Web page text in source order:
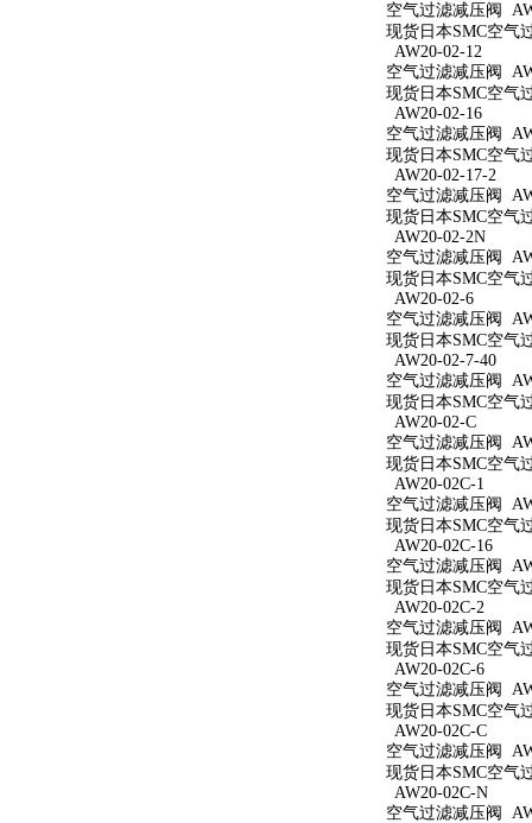
空气过滤减压阀
现货日本SMC空气
AW20-02-12
空气过滤减压阀
现货日本SMC空气
AW20-02-16
空气过滤减压阀
现货日本SMC空气
AW20-02-17-2
空气过滤减压阀
现货日本SMC空气
AW20-02-2N
空气过滤减压阀
现货日本SMC空气
AW20-02-6
空气过滤减压阀
现货日本SMC空气
AW20-02-7-40
空气过滤减压阀
现货日本SMC空气
AW20-02-C
空气过滤减压阀
现货日本SMC空气
AW20-02C-1
空气过滤减压阀
现货日本SMC空气
AW20-02C-16
空气过滤减压阀
现货日本SMC空气
AW20-02C-2
空气过滤减压阀
现货日本SMC空气
AW20-02C-6
空气过滤减压阀
现货日本SMC空气
AW20-02C-C
空气过滤减压阀
现货日本SMC空气
AW20-02C-N
空气过滤减压阀